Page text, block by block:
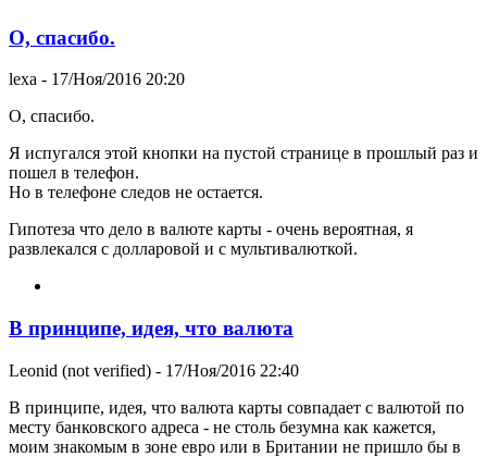
О, спасибо.
lexa - 17/Ноя/2016 20:20
О, спасибо.
Я испугался этой кнопки на пустой странице в прошлый раз и
пошел в телефон.
Но в телефоне следов не остается.
Гипотеза что дело в валюте карты - очень вероятная, я
развлекался с долларовой и с мультивалюткой.
В принципе, идея, что валюта
Leonid (not verified) - 17/Ноя/2016 22:40
В принципе, идея, что валюта карты совпадает с валютой по
месту банковского адреса - не столь безумна как кажется,
моим знакомым в зоне евро или в Британии не пришло бы в